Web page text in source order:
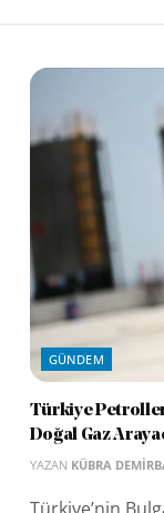
GÜNDEM
Türkiye
Doğal Gaz
YAZAN KÜBRA